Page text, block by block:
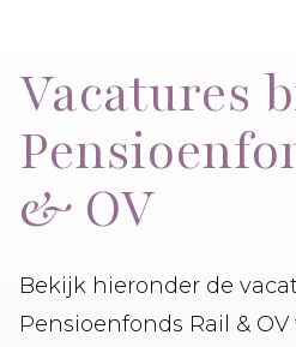
Vacatures
& OV
Bekijk hieronder de
Pensioenfonds Rail &